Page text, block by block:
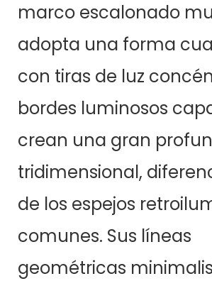
marco escalonado
adopta una forma
con tiras de luz
bordes luminosos
crean una gran
tridimensional,
de los espejos
comunes. Sus líneas
geométricas